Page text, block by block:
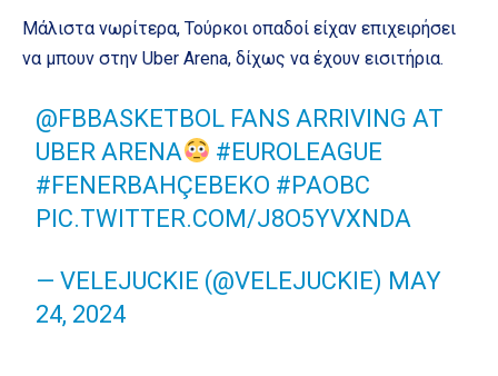
Μάλιστα νωρίτερα, Τούρκοι οπαδοί είχαν επιχειρήσει
να μπουν στην Uber Arena, δίχως να έχουν εισιτήρια.
@FBBASKETBOL FANS ARRIVING AT
UBER ARENA
#EUROLEAGUE
#FENERBAHÇEBEKO #PAOBC
PIC.TWITTER.COM/J8O5YVXNDA
— VELEJUCKIE (@VELEJUCKIE) MAY
24, 2024